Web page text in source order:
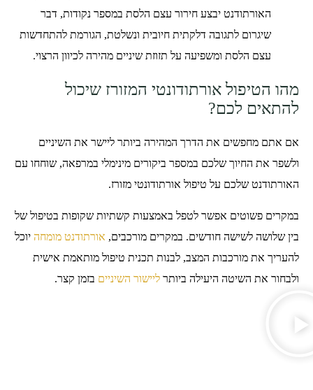
האורתודנט יבצע חירור עצם הלסת במספר נקודות, דבר
שיגרום לתגובה דלקתית חיובית ונשלטת, הגורמת להתחדשות
עצם הלסת ומשפיעה על תזוזת שיניים מהירה לכיוון הרצוי.
מהו הטיפול אורתודונטי המזורז שיכול
להתאים לכם?
אם אתם מחפשים את הדרך המהירה ביותר ליישר את השיניים
ולשפר את החיוך שלכם במספר ביקורים מינימלי במרפאה, שוחחו עם
האורתודנט שלכם על טיפול אורתודונטי מזורז.
במקרים פשוטים אפשר לטפל באמצעות קשתיות שקופות בטיפול של
בין שלושה לשישה חודשים. במקרים מורכבים, אורתודנט מומחה יוכל
להעריך את מורכבות המצב, לבנות תכנית טיפול מותאמת אישית
ולבחור את השיטה היעילה ביותר ליישור השיניים בזמן קצר.